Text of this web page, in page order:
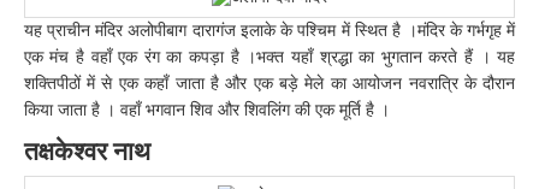
यह प्राचीन मंदिर अलोपीबाग दारागंज इलाके के पश्चिम में स्थित है ।मंदिर के गर्भगृह में
एक मंच है वहाँ एक रंग का कपड़ा है ।भक्त यहाँ श्रद्धा का भुगतान करते हैं । यह
शक्तिपीठों में से एक कहाँ जाता है और एक बड़े मेले का आयोजन नवरात्रि के दौरान
किया जाता है । वहाँ भगवान शिव और शिवलिंग की एक मूर्ति है ।
तक्षकेश्वर नाथ